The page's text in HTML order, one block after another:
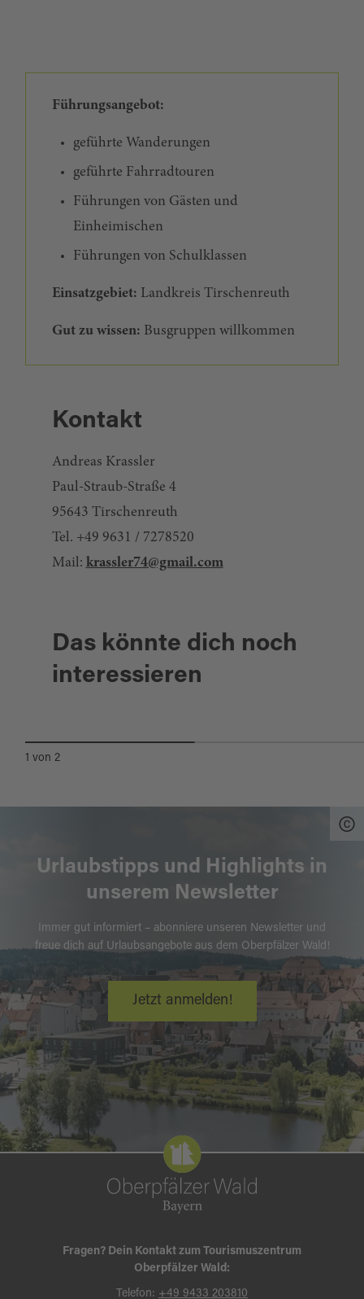
Führungsangebot:
geführte Wanderungen
geführte Fahrradtouren
Führungen von Gästen und
Einheimischen
Führungen von Schulklassen
Einsatzgebiet: Landkreis Tirschenreuth
Gut zu wissen: Busgruppen willkommen
Kontakt
Andreas Krassler
Paul-Straub-Straße 4
95643 Tirschenreuth
Tel. +49 9631 / 7278520
Mail: krassler74@gmail.com
Das könnte dich noch
interessieren
1 von2
Urlaubstipps und Highlights in
unserem Newsletter
Immer gut informiert – abonniere unseren Newsletter und
freue dich auf Urlaubsangebote aus dem Oberpfälzer Wald!
Jetzt anmelden!
Fragen? Dein Kontakt zum Tourismuszentrum
Oberpfälzer Wald:
Telefon: +49 9433 203810